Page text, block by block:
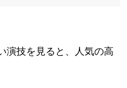
演技を見ると、人気の高